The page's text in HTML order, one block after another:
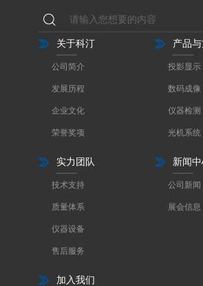
关于科汀
公司简介
发展历程
企业文化
荣誉奖项
产品
投影显示
数码成像
仪器检测
光机系统
实力团队
技术支持
质量体系
仪器设备
售后服务
新闻
公司新闻
展会信息
加入我们